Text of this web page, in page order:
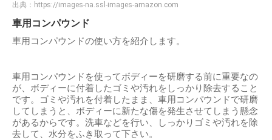
出典： https://images-na.ssl-images-amazon.com
車用コンパウンド
車用コンパウンドの使い方を紹介します。
車用コンパウンドを使ってボディーを研磨する前に重要なの
が、ボディーに付着したゴミや汚れをしっかり除去すること
です。ゴミや汚れを付着したまま、車用コンパウンドで研磨
してしまうと、ボディーに新たな傷を発生させてしまう懸念
があるからです。洗車などを行い、しっかりゴミや汚れを除
去して、水分をふき取って下さい。